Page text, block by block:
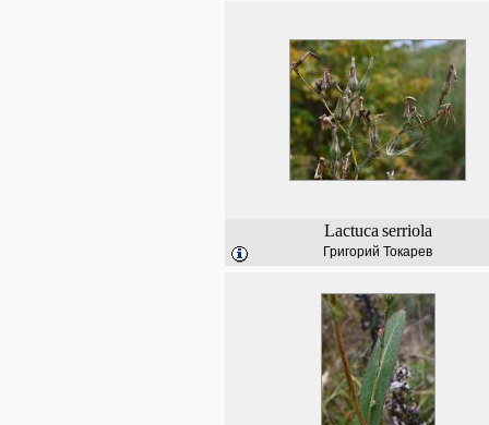
Lactuca serriola
Григорий Токарев